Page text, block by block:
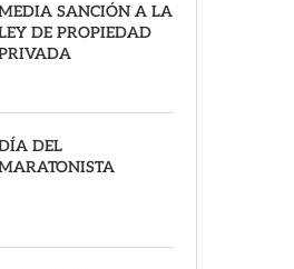
SANCIÓN A LA
DE PROPIEDAD
DEL